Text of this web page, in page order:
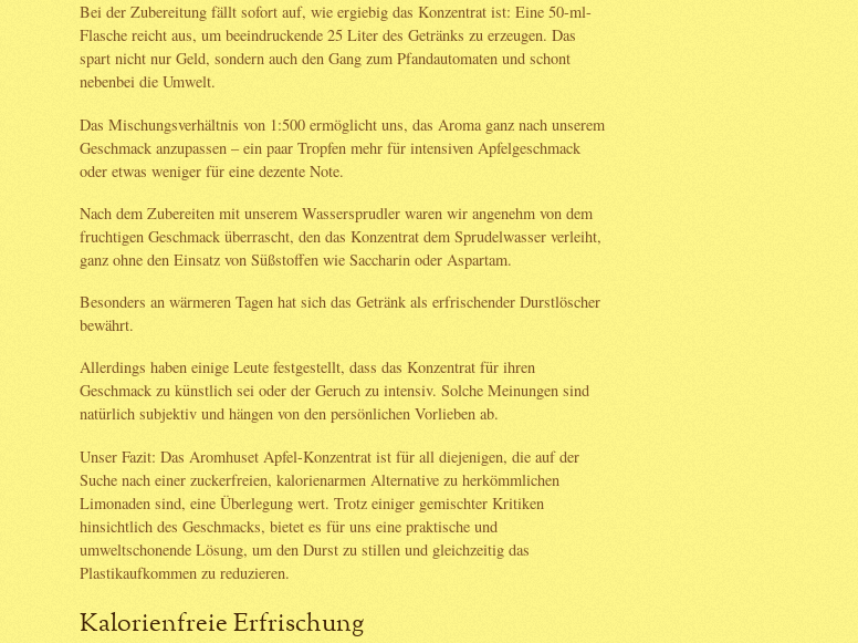
Bei der Zubereitung fällt sofort auf, wie ergiebig das Konzentrat ist: Eine 50-ml-
Flasche reicht aus, um beeindruckende 25 Liter des Getränks zu erzeugen. Das
spart nicht nur Geld, sondern auch den Gang zum Pfandautomaten und schont
nebenbei die Umwelt.
Das Mischungsverhältnis von 1:500 ermöglicht uns, das Aroma ganz nach unserem
Geschmack anzupassen – ein paar Tropfen mehr für intensiven Apfelgeschmack
oder etwas weniger für eine dezente Note.
Nach dem Zubereiten mit unserem Wassersprudler waren wir angenehm von dem
fruchtigen Geschmack überrascht, den das Konzentrat dem Sprudelwasser verleiht,
ganz ohne den Einsatz von Süßstoffen wie Saccharin oder Aspartam.
Besonders an wärmeren Tagen hat sich das Getränk als erfrischender Durstlöscher
bewährt.
Allerdings haben einige Leute festgestellt, dass das Konzentrat für ihren
Geschmack zu künstlich sei oder der Geruch zu intensiv. Solche Meinungen sind
natürlich subjektiv und hängen von den persönlichen Vorlieben ab.
Unser Fazit: Das Aromhuset Apfel-Konzentrat ist für all diejenigen, die auf der
Suche nach einer zuckerfreien, kalorienarmen Alternative zu herkömmlichen
Limonaden sind, eine Überlegung wert. Trotz einiger gemischter Kritiken
hinsichtlich des Geschmacks, bietet es für uns eine praktische und
umweltschonende Lösung, um den Durst zu stillen und gleichzeitig das
Plastikaufkommen zu reduzieren.
Kalorienfreie Erfrischung